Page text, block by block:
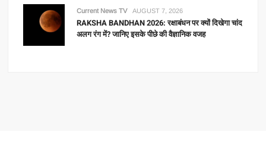
Current News TV AUGUST 7, 2026
RAKSHA BANDHAN 2026: रक्षाबंधन पर क्यों दिखेगा चांद
अलग रंग में? जानिए इसके पीछे की वैज्ञानिक वजह